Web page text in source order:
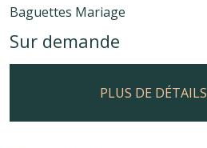
Baguettes Mariage
Sur demande
PLUS DE DÉTAILS